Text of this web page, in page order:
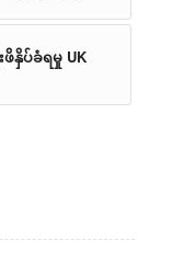
နှိပ်ခံရမှု UK